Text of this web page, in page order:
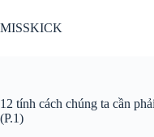
đến
phần
MISSKICK
12 tính cách chúng ta cần
(P.1)